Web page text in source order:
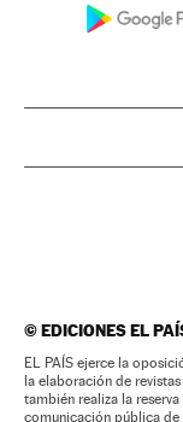
©EDICIONES EL
EL PAÍS ejerce la
la elaboración de
también realiza la
comunicación pública de